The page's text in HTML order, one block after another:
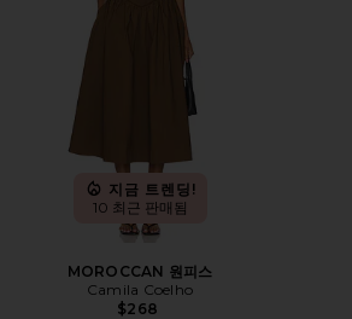
지금 트렌딩!
10 최근 판매됨
MOROCCAN 원피스
Camila Coelho
$268